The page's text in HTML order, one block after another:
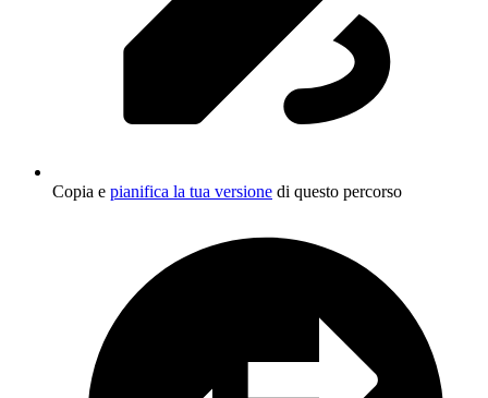
Copia e pianifica la tua versione di questo percorso